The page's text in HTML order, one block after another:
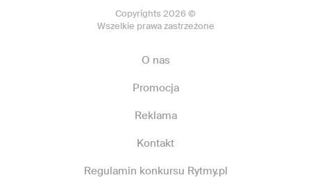
Copyrights 2026 ©
Wszelkie prawa zastrzeżone
O nas
Promocja
Reklama
Kontakt
Regulamin konkursu Rytmy.pl